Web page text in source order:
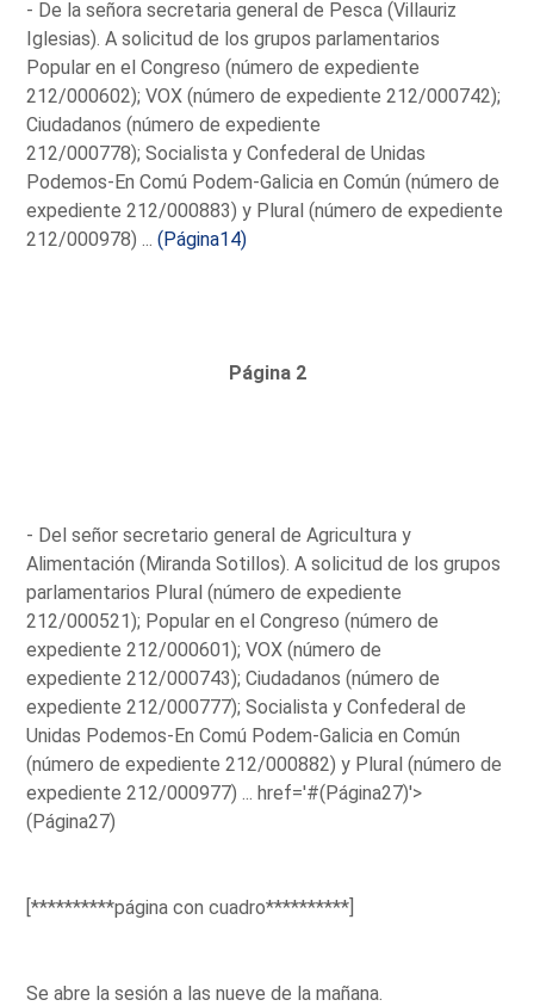
- De la señora secretaria general de Pesca (Villauriz
Iglesias). A solicitud de los grupos parlamentarios
Popular en el Congreso (número de expediente
212/000602); VOX (número de expediente 212/000742);
Ciudadanos (número de expediente
212/000778); Socialista y Confederal de Unidas
Podemos-En Comú Podem-Galicia en Común (número de
expediente 212/000883) y Plural (número de expediente
212/000978) ...(Página14)
Página 2
- Del señor secretario general de Agricultura y
Alimentación (Miranda Sotillos). A solicitud de los grupos
parlamentarios Plural (número de expediente
212/000521); Popular en el Congreso (número de
expediente 212/000601); VOX (número de
expediente 212/000743); Ciudadanos (número de
expediente 212/000777); Socialista y Confederal de
Unidas Podemos-En Comú Podem-Galicia en Común
(número de expediente 212/000882) y Plural (número de
expediente 212/000977) ...href='#(Página27)'>
(Página27)
[**********página con cuadro**********]
Se abre la sesión a las nueve de la mañana.